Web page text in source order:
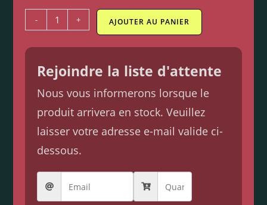
- + AJOUTER AU PANIER
Rejoindre la liste d'attente
Nous vous informerons lorsque le
produit arrivera en stock. Veuillez
laisser votre adresse e-mail valide ci-
dessous.